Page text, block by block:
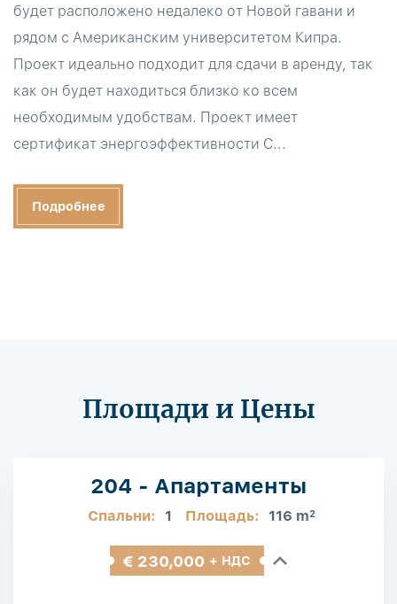
будет расположено недалеко от Новой гавани и
рядом с Американским университетом Кипра.
Проект идеально подходит для сдачи в аренду, так
как он будет находиться близко ко всем
необходимым удобствам. Проект имеет
сертификат энергоэффективности C...
Подробнее
Площади и Цены
204 - Апартаменты
Спальни: 1 Площадь: 116 m2
€ 230,000 + НДС